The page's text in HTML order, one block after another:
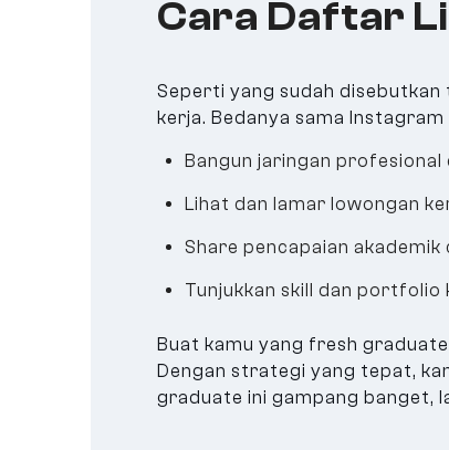
Cara Daftar
Seperti yang sudah disebutkan
kerja. Bedanya sama
Bangun jaringan profesional
Lihat dan lamar lowongan
Share pencapaian
Tunjukkan skill dan portfolio
Buat kamu yang fresh
Dengan strategi yang tepat,
graduate ini gampang banget,